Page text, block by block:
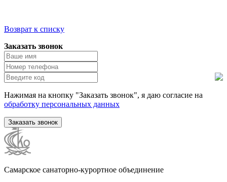
Возврат к списку
Заказать звонок
Нажимая на кнопку "Заказать звонок", я даю согласие на
обработку персональных данных
Заказать звонок
Самарское санаторно-курортное объединение